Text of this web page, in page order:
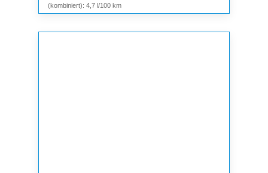
(kombiniert): 4,7 l/100 km